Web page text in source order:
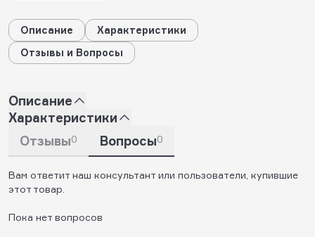
Описание
Характеристики
Отзывы и Вопросы
Описание
Характеристики
Отзывы0 Вопросы0
Вам ответит наш консультант или пользователи, купившие
этот товар.
Пока нет вопросов